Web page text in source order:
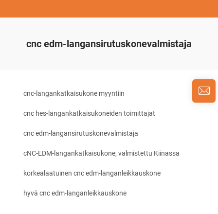
cnc edm-langansirutuskonevalmistaja
cnc-langankatkaisukone myyntiin
cnc hes-langankatkaisukoneiden toimittajat
cnc edm-langansirutuskonevalmistaja
cNC-EDM-langankatkaisukone, valmistettu Kiinassa
korkealaatuinen cnc edm-langanleikkauskone
hyvä cnc edm-langanleikkauskone